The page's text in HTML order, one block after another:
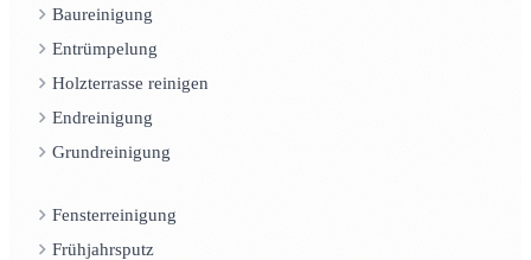
Baureinigung
Entrümpelung
Holzterrasse reinigen
Endreinigung
Grundreinigung
Fensterreinigung
Frühjahrsputz